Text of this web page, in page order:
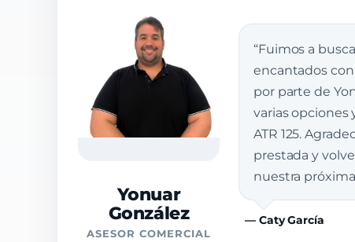
Yonuar
González
ASESOR COMERCIAL
“Fuimos a
encantados
por parte de
varias opciones
ATR 125.
prestada y
nuestra
— Caty García